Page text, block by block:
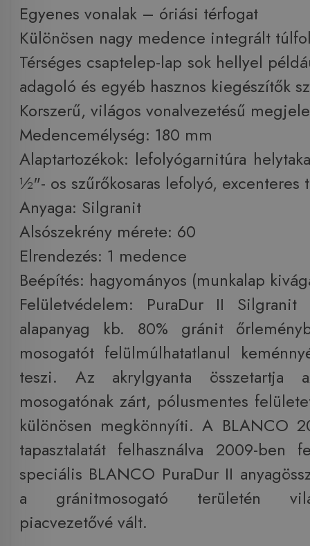
Egyenes vonalak – óriási térfogat
Különösen nagy medence integrált
Térséges csaptelep-lap sok hellyel
adagoló és egyéb hasznos kiegészítők
Korszerű, világos vonalvezetésű
Medencemélység: 180 mm
Alaptartozékok: lefolyógarnitúra
½"- os szűrőkosaras lefolyó, excenteres
Anyaga: Silgranit
Alsószekrény mérete: 60
Elrendezés: 1 medence
Beépítés: hagyományos (munkalap
Felületvédelem: PuraDur II
alapanyag kb. 80% gránit
mosogatót felülmúlhatatlanul
teszi. Az akrylgyanta összetartja
mosogatónak zárt, pólusmentes
különösen megkönnyíti. A BLANCO
tapasztalatát felhasználva 2009-ben
speciális BLANCO PuraDur II
a gránitmosogató területén
piacvezetővé vált.